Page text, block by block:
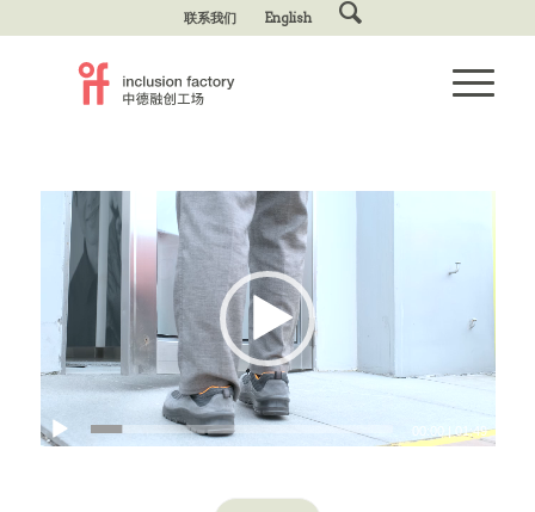
联系我们 English
00:00 | 01:49